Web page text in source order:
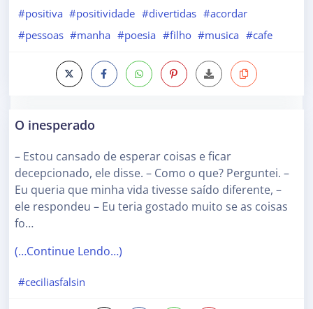
#positiva #positividade #divertidas #acordar
#pessoas #manha #poesia #filho #musica #cafe
O inesperado
– Estou cansado de esperar coisas e ficar
decepcionado, ele disse. – Como o que? Perguntei. –
Eu queria que minha vida tivesse saído diferente, –
ele respondeu – Eu teria gostado muito se as coisas
fo…
(…Continue Lendo…)
#ceciliasfalsin